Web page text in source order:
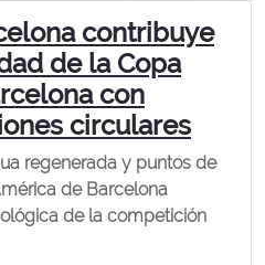
contribuye
de la Copa
con
circulares
regenerada y puntos de
de Barcelona
de la competición